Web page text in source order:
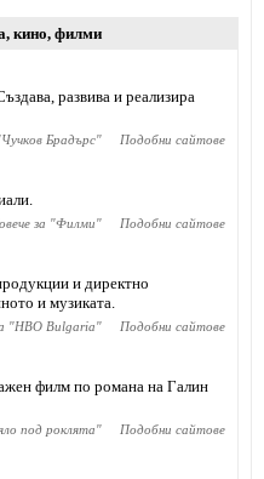
, кино, филми
развива и реализира
Чучков Брадърс" Подобни сайтове
за "Филми" Подобни сайтове
и директно
и музиката.
"HBO Bulgaria" Подобни сайтове
филм по романа на Галин
под роклята" Подобни сайтове